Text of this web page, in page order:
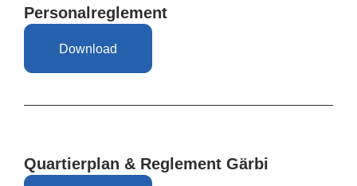
Personalreglement
Download
Quartierplan & Reglement Gärbi